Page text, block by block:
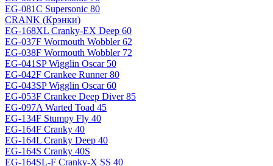
EG-081C Supersonic 80
CRANK (Крэнки)
EG-168XL Cranky-EX Deep 60
EG-037F Wormouth Wobbler 62
EG-038F Wormouth Wobbler 72
EG-041SP Wigglin Oscar 50
EG-042F Crankee Runner 80
EG-043SP Wigglin Oscar 60
EG-053F Crankee Deep Diver 85
EG-097A Warted Toad 45
EG-134F Stumpy Fly 40
EG-164F Cranky 40
EG-164L Cranky Deep 40
EG-164S Cranky 40S
EG-164SL-F Cranky-X SS 40